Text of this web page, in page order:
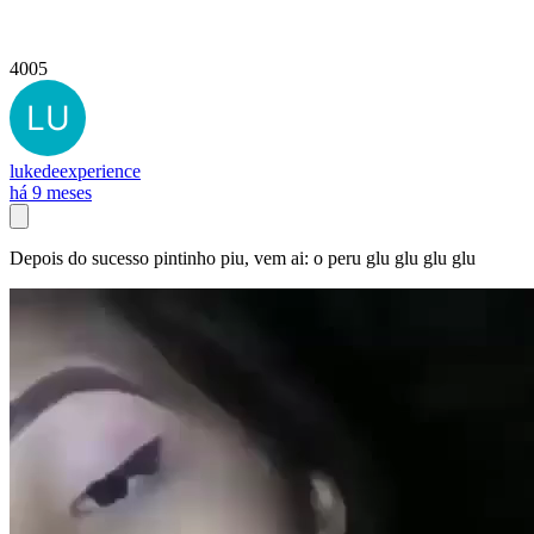
4005
lukedeexperience
há 9 meses
Depois do sucesso pintinho piu, vem ai: o peru glu glu glu glu